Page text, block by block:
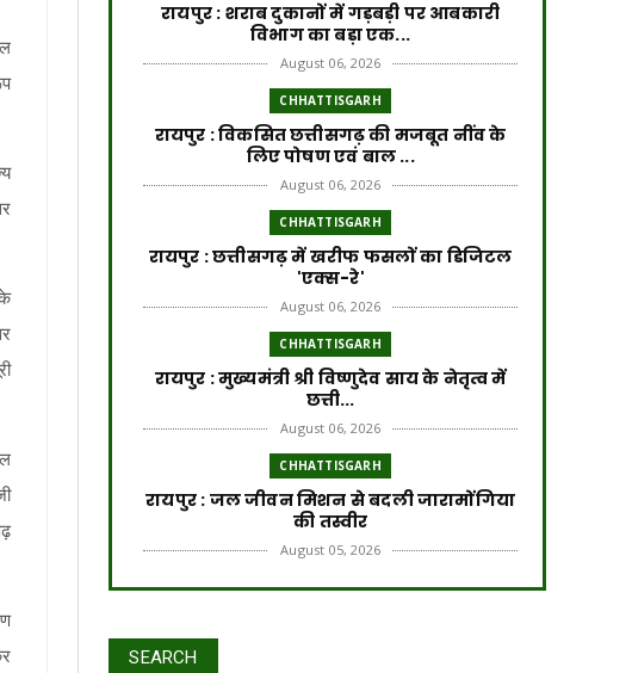
रायपुर : शराब दुकानों में गड़बड़ी पर आबकारी
विभाग का बड़ा एक...
August 06, 2026
CHHATTISGARH
रायपुर : विकसित छत्तीसगढ़ की मजबूत नींव के
लिए पोषण एवं बाल ...
August 06, 2026
CHHATTISGARH
​रायपुर : ​छत्तीसगढ़ में खरीफ फसलों का डिजिटल
'एक्स-रे'
August 06, 2026
CHHATTISGARH
रायपुर : मुख्यमंत्री श्री विष्णुदेव साय के नेतृत्व में
छत्ती...
August 06, 2026
CHHATTISGARH
रायपुर : जल जीवन मिशन से बदली जारामोंगिया
की तस्वीर
August 05, 2026
CHHATTISGARH
SEARCH